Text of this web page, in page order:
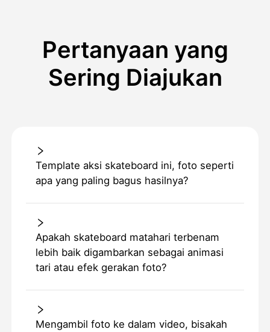
Pertanyaan yang
Sering Diajukan
Template aksi skateboard ini, foto seperti
apa yang paling bagus hasilnya?
Apakah skateboard matahari terbenam
lebih baik digambarkan sebagai animasi
tari atau efek gerakan foto?
Mengambil foto ke dalam video, bisakah